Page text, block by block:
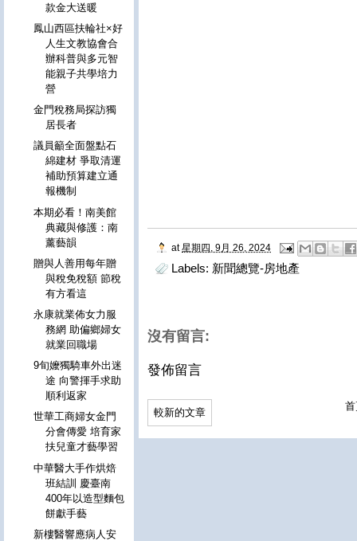
at 星期四, 9月 26, 2024
Labels: 新聞總覽-房地產
沒有留言:
發佈留言
較新的文章
款金大送暖
鳳山西區扶輪社×好
人生文教協會合
辦科普與多元智
能親子共學培力
營
金門稅務局探訪獨
居長者
議員籲全面盤點石
綿建材 爭取清運
補助預算建立通
報機制
本期必看！南美館
典藏與修護：南
薰藝韻
贈與人善用每年贈
與稅免稅額 節稅
有方看這
永康就業佈女力服
務網 助偏鄉婦女
就業回職場
9旬嬤獨騎車外出迷
途 向警揮手求助
順利返家
世華工商婦女金門
分會傳愛 培育家
扶兒童才藝學習
中華醫大手作烘焙
班結訓 慶臺南
400年以造型麵包
餅獻手藝
新樓醫響應病人安